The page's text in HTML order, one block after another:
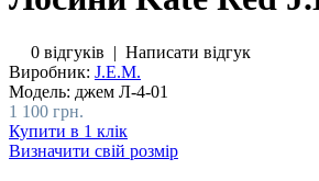
0 відгуків | Написати відгук
Виробник: J.E.M.
Модель: джем Л-4-01
1 100 грн.
Купити в 1 клік
Визначити свій розмір